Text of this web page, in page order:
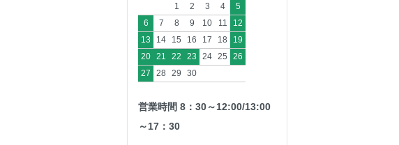
1 2 3 4
5
6
7 8 9 10 11
12
13
14 15 16 17 18
19
20 21 22 23 24 25
26
27
28 29 30
営業時間 8：30～12:00/13:00
～17：30